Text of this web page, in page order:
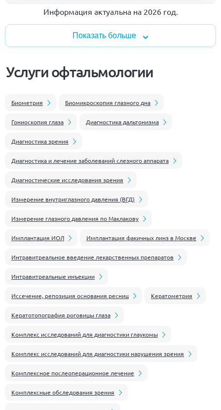
Информация актуальна на 2026 год.
Показать больше
Услуги офтальмологии
Биометрия Биомикроскопия глазного дна
Гониоскопия глаза Диагностика дальтонизма
Диагностика зрения
Диагностика и лечение заболеваний слезного аппарата
Диагностические исследования зрения
Измерение внутриглазного давления (ВГД)
Измерение глазного давления по Маклакову
Имплантация ИОЛ Имплантация факичных линз в Москве
Интравитреальное введение лекарственных препаратов
Интравитреальные инъекции
Иссечение, репозиция основания ресниц Кератометрия
Кератотопография роговицы глаза
Комплекс исследований для диагностики глаукомы
Комплекс исследований для диагностики нарушения зрения
Комплексное послеоперационное лечение
Комплексные обследования зрения